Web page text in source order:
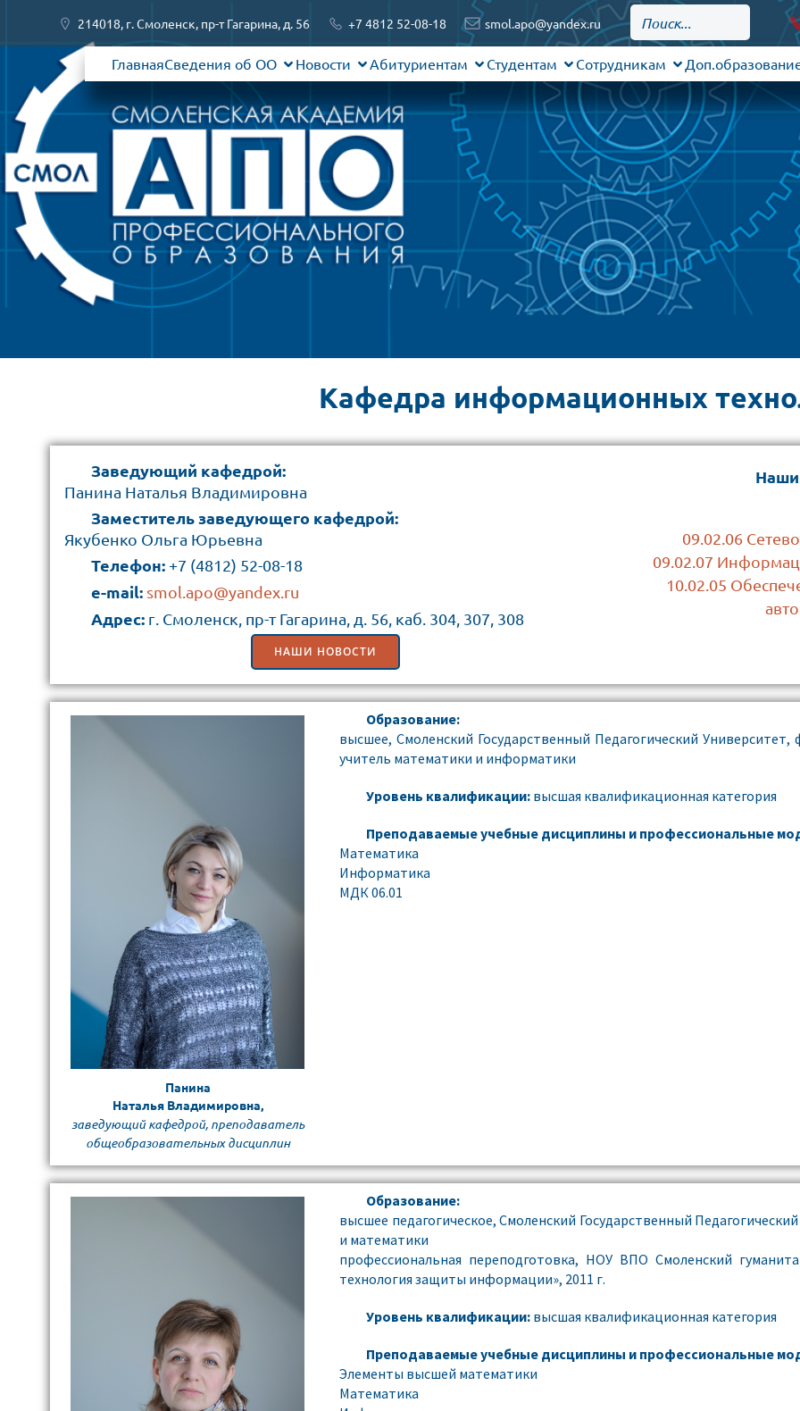
214018, г. Смоленск, пр-т Гагарина, д. 56 +7 4812 52-08-18 smol.apo@yandex.ru
ГлавнаяСведения об ОО Новости Абитуриентам Студентам Сотрудникам
Кафедра информационных
Заведующий кафедрой:
Панина Наталья Владимировна
Заместитель заведующего кафедрой:
Якубенко Ольга Юрьевна
Телефон: +7 (4812) 52-08-18
e-mail: smol.apo@yandex.ru
Адрес: г. Смоленск, пр-т Гагарина, д. 56, каб. 304, 307, 308
НАШИ НОВОСТИ
Наши
09.02.06
09.02.07
10.02.05
Панина
Наталья Владимировна,
заведующий кафедрой, преподаватель
общеобразовательных дисциплин
Образование:
высшее, Смоленский Государственный Педагогический
учитель математики и информатики
Уровень квалификации: высшая квалификационная категория
Преподаваемые учебные дисциплины и профессиональные
Математика
Информатика
МДК 06.01
Образование:
высшее педагогическое, Смоленский Государственный
и математики
профессиональная переподготовка, НОУ ВПО Смоленский
технология защиты информации», 2011 г.
Уровень квалификации: высшая квалификационная категория
Преподаваемые учебные дисциплины и профессиональные
Элементы высшей математики
Математика